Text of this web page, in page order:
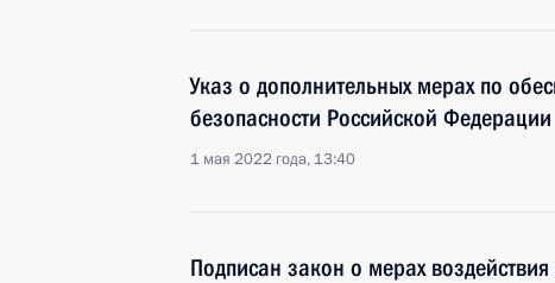
Указ о дополнительных мерах по
безопасности Российской Федерации
1 мая 2022 года, 13:40
Подписан закон о мерах